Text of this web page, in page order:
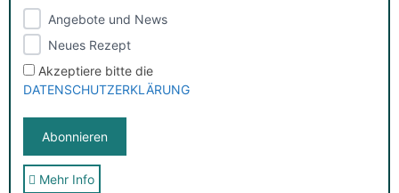
Angebote und News
Neues Rezept
Akzeptiere bitte die
DATENSCHUTZERKLÄRUNG
Sie erhalten nach der Anmeldung eine E-Mail, in der Sie um
Mehr Info